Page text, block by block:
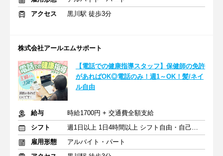
アクセス
黒川駅 徒歩3分
株式会社アールエムサポート
【電話での健康指導スタッフ】保健師の免許
があればOK◎電話のみ！週1～OK！髪/ネイ
ル自由
給与
時給1700円 + 交通費全額支給
シフト
週1日以上 1日4時間以上 シフト自由・自己申告
雇用形態
アルバイト・パート